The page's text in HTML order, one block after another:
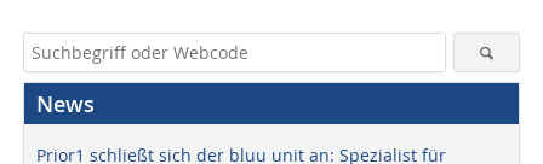
News
Prior1 schließt sich der bluu unit an: Spezialist für